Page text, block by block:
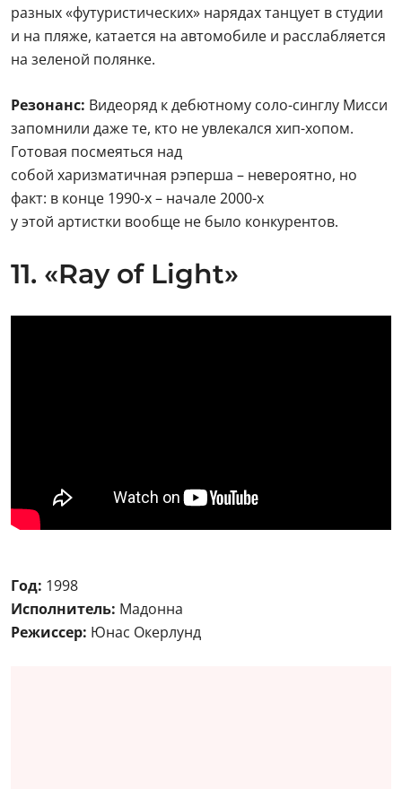
разных «футуристических» нарядах танцует в студии
и на пляже, катается на автомобиле и расслабляется
на зеленой полянке.
Резонанс: Видеоряд к дебютному соло-синглу Мисси
запомнили даже те, кто не увлекался хип-хопом.
Готовая посмеяться над
собой харизматичная рэперша – невероятно, но
факт: в конце 1990-х – начале 2000-х
у этой артистки вообще не было конкурентов.
11. «Ray of Light»
Год: 1998
Исполнитель: Мадонна
Режиссер: Юнас Окерлунд